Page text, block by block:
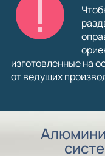
изготовленные на
от ведущих